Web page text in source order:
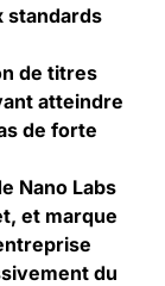
standards
de titres
atteindre
de forte
Nano Labs
et marque
du